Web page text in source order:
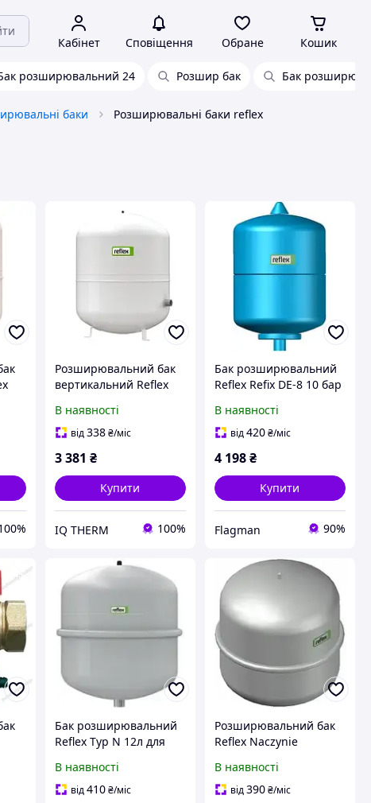
Кабінет Сповіщення Обране Кошик
розширювальний 24 Розшир бак Бак
баки Розширювальні баки reflex
Розширювальний бак
вертикальний Reflex
6 бар (7270107)
В наявності
від338 ₴/міс
3 381 ₴
Купити
IQ THERM 100%
Бак розширювальний
Reflex Refix DE-8 10 бар
В наявності
від420₴/міс
4 198₴
Купити
Flagman 90%
Бак розширювальний
Reflex Typ N 12л для
В наявності
від410 ₴/міс
Розширювальний бак
Reflex Naczynie
4 Bar NRN84
В наявності
від390₴/міс